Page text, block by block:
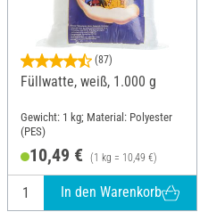
(87)
Füllwatte, weiß, 1.000 g
Gewicht: 1 kg; Material: Polyester
(PES)
10,49 € (1 kg = 10,49 €)
In den Warenkorb